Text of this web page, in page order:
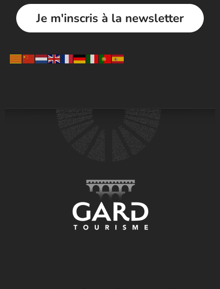
Je m'inscris à la newsletter